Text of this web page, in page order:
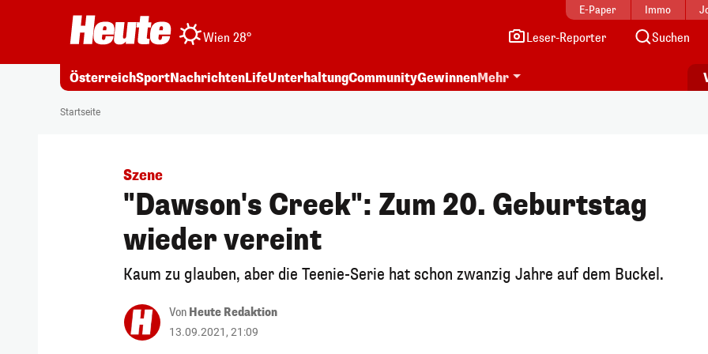
E-Paper Immo
Wien 28° Leser-Reporter Suchen
ÖsterreichSportNachrichtenLifeUnterhaltungCommunityGewinnenMehr
Startseite
Szene
"Dawson's Creek": Zum 20. Geburtstag
wieder vereint
Kaum zu glauben, aber die Teenie-Serie hat schon zwanzig Jahre auf dem Buckel.
Von Heute Redaktion
13.09.2021, 21:09